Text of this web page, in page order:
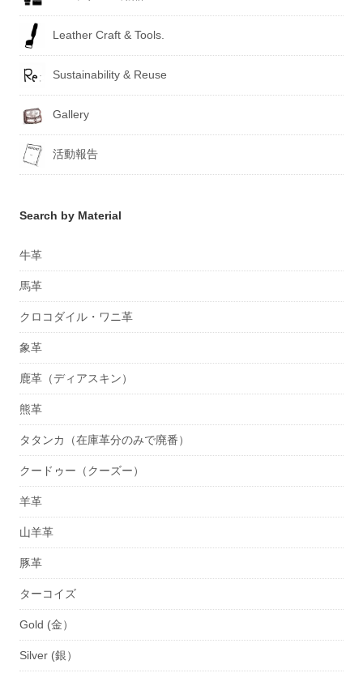
Leather Craft & Tools.
Sustainability & Reuse
Gallery
活動報告
Search by Material
牛革
馬革
クロコダイル・ワニ革
象革
鹿革（ディアスキン）
熊革
タタンカ（在庫革分のみで廃番）
クードゥー（クーズー）
羊革
山羊革
豚革
ターコイズ
Gold (金）
Silver (銀）